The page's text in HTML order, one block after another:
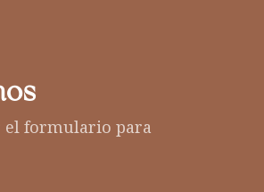
el formulario para